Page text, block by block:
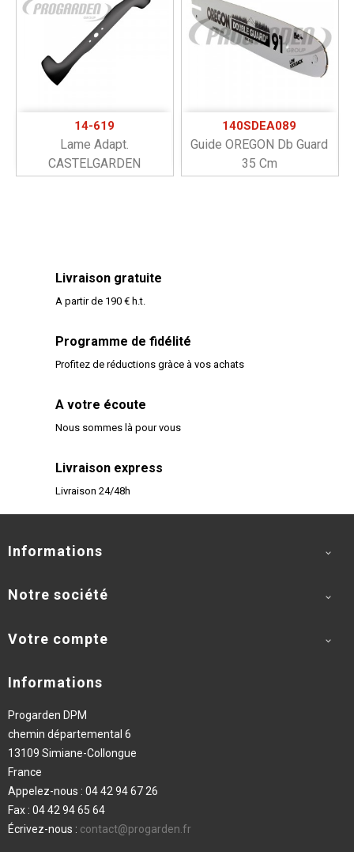
14-619
Lame Adapt.
CASTELGARDEN
140SDEA089
Guide OREGON Db Guard
35 Cm
Livraison gratuite
A partir de 190 € h.t.
Programme de fidélité
Profitez de réductions gràce à vos achats
A votre écoute
Nous sommes là pour vous
Livraison express
Livraison 24/48h
Informations 
Notre société 
Votre compte 
Informations
Progarden DPM
chemin départemental 6
13109 Simiane-Collongue
France
Appelez-nous : 04 42 94 67 26
Fax : 04 42 94 65 64
Écrivez-nous : contact@progarden.fr